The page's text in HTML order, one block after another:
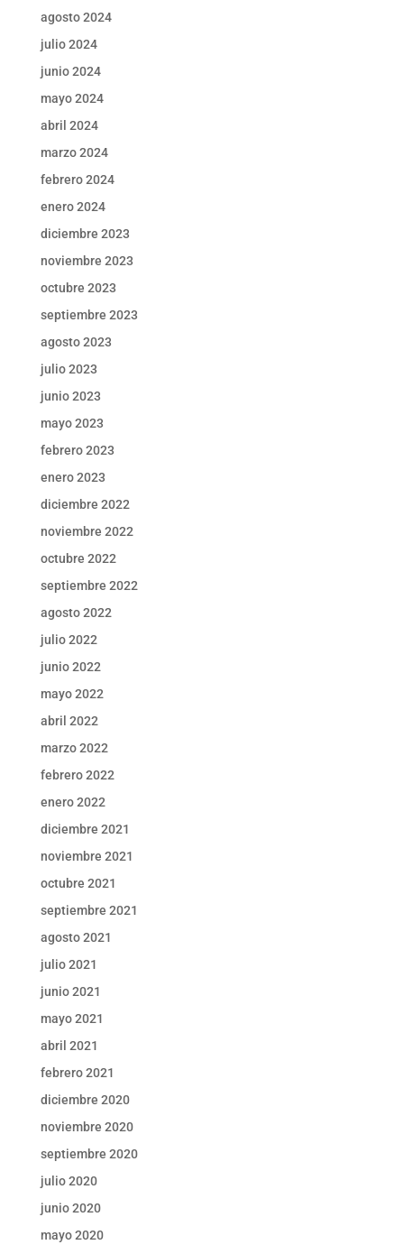
agosto 2024
julio 2024
junio 2024
mayo 2024
abril 2024
marzo 2024
febrero 2024
enero 2024
diciembre 2023
noviembre 2023
octubre 2023
septiembre 2023
agosto 2023
julio 2023
junio 2023
mayo 2023
febrero 2023
enero 2023
diciembre 2022
noviembre 2022
octubre 2022
septiembre 2022
agosto 2022
julio 2022
junio 2022
mayo 2022
abril 2022
marzo 2022
febrero 2022
enero 2022
diciembre 2021
noviembre 2021
octubre 2021
septiembre 2021
agosto 2021
julio 2021
junio 2021
mayo 2021
abril 2021
febrero 2021
diciembre 2020
noviembre 2020
septiembre 2020
julio 2020
junio 2020
mayo 2020